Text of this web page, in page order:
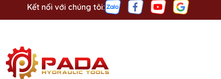
Kết nối với chúng tôi: